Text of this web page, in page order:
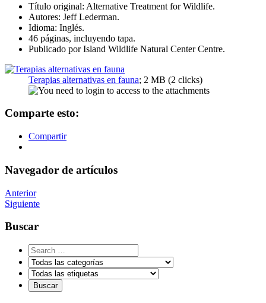
Título original: Alternative Treatment for Wildlife.
Autores: Jeff Lederman.
Idioma: Inglés.
46 páginas, incluyendo tapa.
Publicado por Island Wildlife Natural Center Centre.
Terapias alternativas en fauna; 2 MB (2 clicks)
Comparte esto:
Compartir
Navegador de artículos
Anterior
Siguiente
Buscar